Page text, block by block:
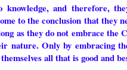
and therefore,
to the conclusion that they
as they do not embrace the
nature. Only by embracing
all that is good and